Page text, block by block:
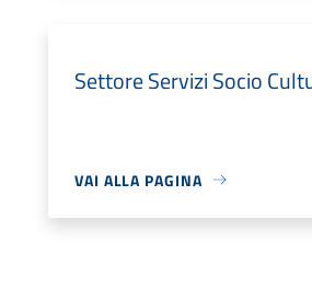
Settore Servizi Socio
VAI ALLA PAGINA